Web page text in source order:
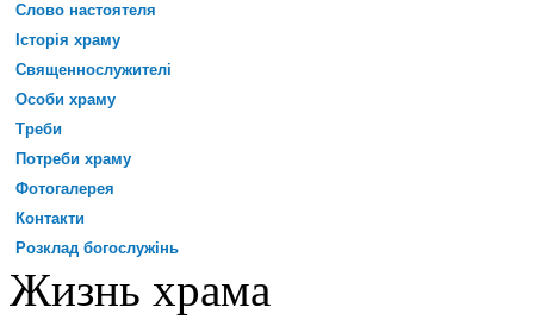
Слово настоятеля
Історія храму
Священнослужителі
Особи храму
Треби
Потреби храму
Фотогалерея
Контакти
Розклад богослужінь
Жизнь храма